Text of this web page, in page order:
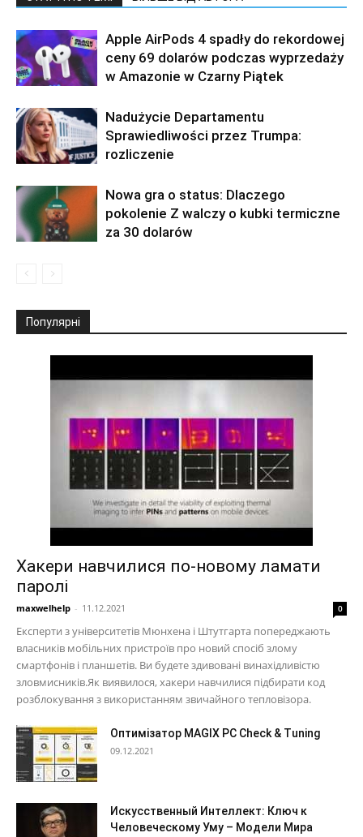
Apple AirPods 4 spadły do rekordowej
ceny 69 dolarów podczas wyprzedaży
w Amazonie w Czarny Piątek
Nadużycie Departamentu
Sprawiedliwości przez Trumpa:
rozliczenie
Nowa gra o status: Dlaczego
pokolenie Z walczy o kubki termiczne
za 30 dolarów
Популярні
Хакери навчилися по-новому ламати
паролі
maxwelhelp - 11.12.2021 0
Експерти з університетів Мюнхена і Штутгарта попереджають
власників мобільних пристроїв про новий спосіб злому
смартфонів і планшетів. Ви будете здивовані винахідливістю
зловмисників.Як виявилося, хакери навчилися підбирати код
розблокування з використанням звичайного тепловізора.
Оптимізатор MAGIX PC Check & Tuning
09.12.2021
Искусственный Интеллект: Ключ к
Человеческому Уму – Модели Мира